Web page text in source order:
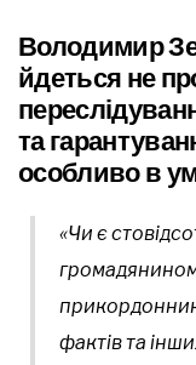
Володимир
йдеться не
та
особливо в
«Чи є
громадянином
фактів та